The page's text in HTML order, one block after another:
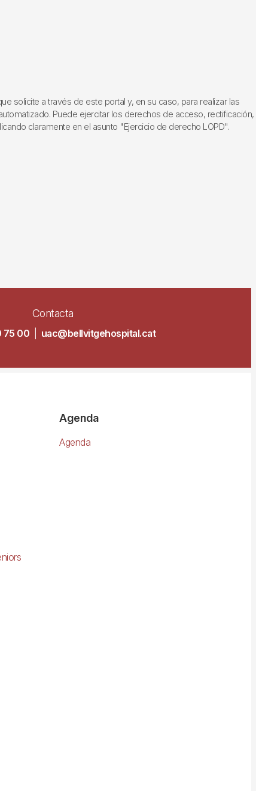
solicite a través de este portal y, en su caso, para realizar las
Puede ejercitar los derechos de acceso, rectificación,
claramente en el asunto "Ejercicio de derecho LOPD".
Contacta
75 00 uac@bellvitgehospital.cat
Agenda
Agenda